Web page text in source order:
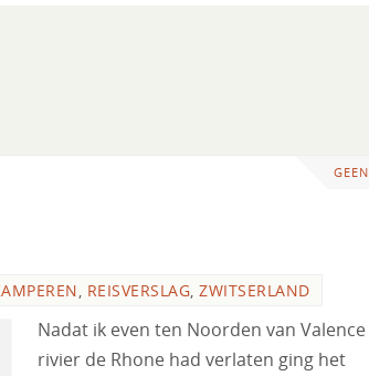
, REISVERSLAG, ZWITSERLAND
Nadat ik even ten Noorden van
rivier de Rhone had verlaten ging het